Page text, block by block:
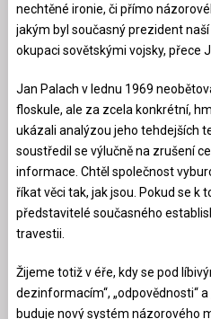
nechtěné ironie, či přímo
jakým byl současný prezident
okupaci sovětskými vojsky, přece
Jan Palach v lednu 1969
floskule, ale za zcela konkrétní,
ukázali analýzou jeho tehdejších
soustředil se výlučně na zrušení
informace. Chtěl společnost
říkat věci tak, jak jsou. Pokud se k
představitelé současného
travestii.
Žijeme totiž v éře, kdy se pod
dezinformacím“, „odpovědnosti“
buduje nový systém názorového